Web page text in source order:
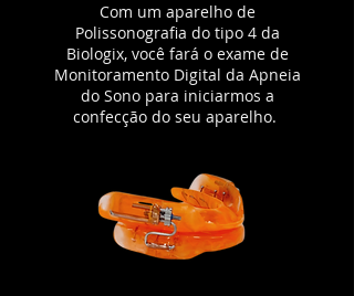
Com um aparelho de
Polissonografia do tipo 4 da
Biologix, você fará o exame de
Monitoramento Digital da Apneia
do Sono para iniciarmos a
confecção do seu aparelho.